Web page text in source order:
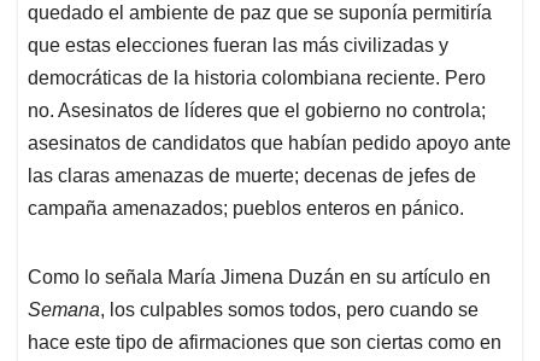
quedado el ambiente de paz que se suponía permitiría
que estas elecciones fueran las más civilizadas y
democráticas de la historia colombiana reciente. Pero
no. Asesinatos de líderes que el gobierno no controla;
asesinatos de candidatos que habían pedido apoyo ante
las claras amenazas de muerte; decenas de jefes de
campaña amenazados; pueblos enteros en pánico.
Como lo señala María Jimena Duzán en su artículo en
Semana, los culpables somos todos, pero cuando se
hace este tipo de afirmaciones que son ciertas como en